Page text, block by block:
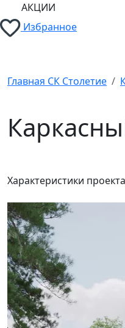
АКЦИИ
Избранное
Главная СК Столетие
Характеристики